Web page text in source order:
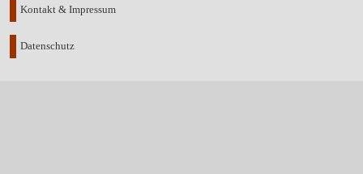
Kontakt & Impressum
Datenschutz